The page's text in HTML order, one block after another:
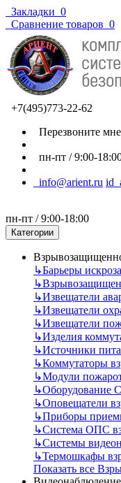
Закладки 0
Сравнение товаров 0
+7(495)773-22-62
Перезвоните мне
пн-пт / 9:00-
info@arient.ru
пн-пт / 9:00-18:00
Категории
↳Барьеры
↳
↳Извещатели
↳Извещатели
↳Извещатели
↳Изделия
↳Источники
↳Коммутаторы
↳Модули
↳Оборудование
↳Оповещатели
↳Приборы
↳Система ОПС
↳Системы
↳Термошкафы
Показать все